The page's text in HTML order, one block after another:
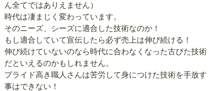
ん全てではありえません）
時代は凄まじく変わっています。
そのニーズ、シーズに適合した技術なのか！
もし適合していて宣伝したら必ず売上は伸び続ける！
伸び続けていないのなら時代に合わなくなった古びた技術
だといえるのかもしれません。
プライド高き職人さんは苦労して身につけた技術を手放す
事はできない！